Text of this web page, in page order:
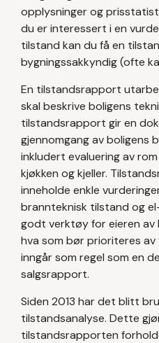
opplysninger og
du er interessert i en
tilstand kan du få en
bygningssakkyndig (ofte
En tilstandsrapport
skal beskrive boligens
tilstandsrapport gir en
gjennomgang av boligens
inkludert evaluering av
kjøkken og kjeller.
inneholde enkle
brannteknisk tilstand og
godt verktøy for eieren av
hva som bør prioriteres av
inngår som regel som en
salgsrapport.
Siden 2013 har det blitt
tilstandsanalyse. Dette
tilstandsrapporten